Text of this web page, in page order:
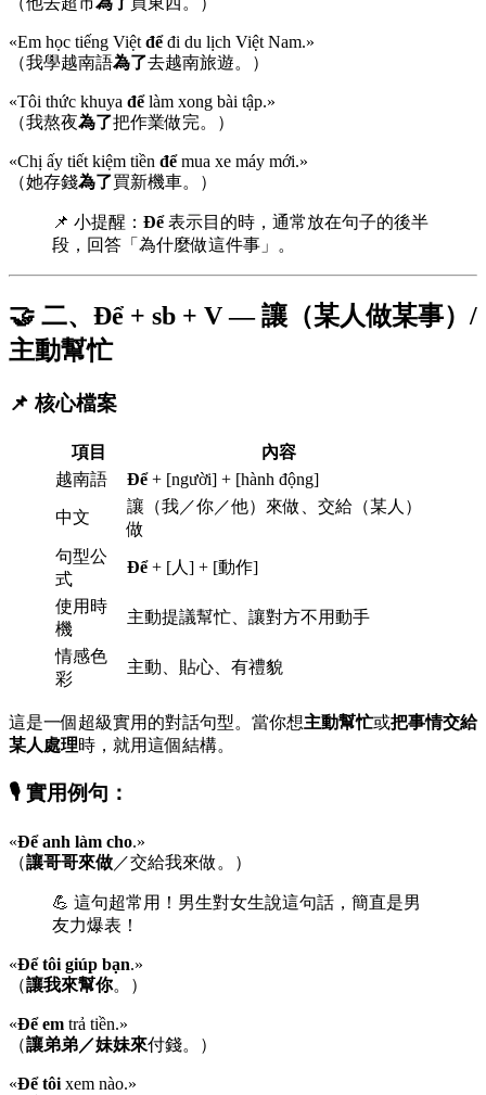
«Em học tiếng Việtđểđi du lịch Việt Nam.»
（我學越南語為了去越南旅遊。）
«Tôi thức khuya đểlàm xong bài tập.»
（我熬夜為了把作業做完。）
«Chị ấy tiết kiệm tiền đểmua xe máy mới.»
（她存錢為了買新機車。）
📌 小提醒： Để表示目的時，通常放在句子的後半
段，回答「為什麼做這件事」。
🤝 二、Để + sb + V — 讓（某人做某事）/
主動幫忙
📌 核心檔案
項目
內容
越南語
Để+ [người] + [hành động]
中文
讓（我／你／他）來做、交給（某人）
做
句型公
式
Để+ [人] + [動作]
使用時
機
主動提議幫忙、讓對方不用動手
情感色
彩
主動、貼心、有禮貌
這是一個超級實用的對話句型。當你想主動幫忙或把事情交給
某人處理時，就用這個結構。
🎙️ 實用例句：
«Để anh làm cho.»
（讓哥哥來做／交給我來做。）
💪 這句超常用！男生對女生說這句話，簡直是男
友力爆表！
«Để tôi giúp bạn.»
（讓我來幫你。）
«Để em trả tiền.»
（讓弟弟／妹妹來付錢。）
«Để tôi xem nào.»